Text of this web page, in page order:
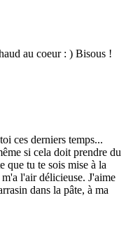
au coeur : ) Bisous !
ces derniers temps...
si cela doit prendre du
que tu te sois mise à la
l'air délicieuse. J'aime
dans la pâte, à ma